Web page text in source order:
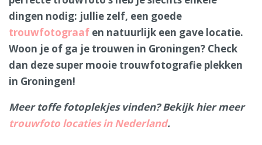
dingen nodig: jullie zelf, een goede
trouwfotograaf en natuurlijk een gave locatie.
Woon je of ga je trouwen in Groningen? Check
dan deze super mooie trouwfotografie plekken
in Groningen!
Meer toffe fotoplekjes vinden? Bekijk hier meer
trouwfoto locaties in Nederland.